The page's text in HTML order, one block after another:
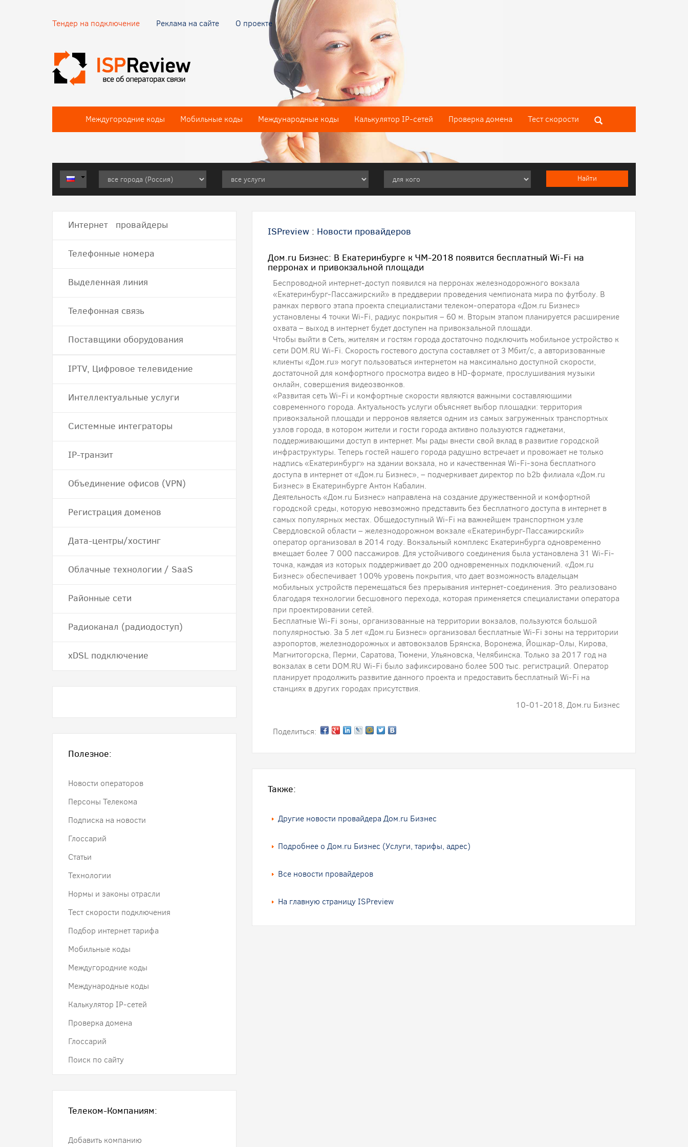
Тендер на подключение Реклама на сайте О проекте
Междугородние коды Мобильные коды Международные коды Калькулятор IP-сетей Проверка домена Тест скороcти
ISPreview : Новости провайдеров
Дом.ru Бизнес: В Екатеринбурге к ЧМ-2018 появится бесплатный Wi-Fi на
перронах и привокзальной площади
Беспроводной интернет-доступ появился на перронах железнодорожного вокзала
«Екатеринбург-Пассажирский» в преддверии проведения чемпионата мира по футболу. В
рамках первого этапа проекта специалистами телеком-оператора «Дом.ru Бизнес»
установлены 4 точки Wi-Fi, радиус покрытия – 60 м. Вторым этапом планируется расширение
охвата – выход в интернет будет доступен на привокзальной площади.
Чтобы выйти в Сеть, жителям и гостям города достаточно подключить мобильное устройство к
сети DOM.RU Wi-Fi. Скорость гостевого доступа составляет от 3 Мбит/c, а авторизованные
клиенты «Дом.ru» могут пользоваться интернетом на максимально доступной скорости,
достаточной для комфортного просмотра видео в HD-формате, прослушивания музыки
онлайн, совершения видеозвонков.
«Развитая сеть Wi-Fi и комфортные скорости являются важными составляющими
современного города. Актуальность услуги объясняет выбор площадки: территория
привокзальной площади и перронов является одним из самых загруженных транспортных
узлов города, в котором жители и гости города активно пользуются гаджетами,
поддерживающими доступ в интернет. Мы рады внести свой вклад в развитие городской
инфраструктуры. Теперь гостей нашего города радушно встречает и провожает не только
надпись «Екатеринбург» на здании вокзала, но и качественная Wi-Fi-зона бесплатного
доступа в интернет от «Дом.ru Бизнес», – подчеркивает директор по b2b филиала «Дом.ru
Бизнес» в Екатеринбурге Антон Кабалин.
Деятельность «Дом.ru Бизнес» направлена на создание дружественной и комфортной
городской среды, которую невозможно представить без бесплатного доступа в интернет в
самых популярных местах. Общедоступный Wi-Fi на важнейшем транспортном узле
Свердловской области – железнодорожном вокзале «Екатеринбург-Пассажирский»
оператор организовал в 2014 году. Вокзальный комплекс Екатеринбурга одновременно
вмещает более 7 000 пассажиров. Для устойчивого соединения была установлена 31 Wi-Fi-
точка, каждая из которых поддерживает до 200 одновременных подключений. «Дом.ru
Бизнес» обеспечивает 100% уровень покрытия, что дает возможность владельцам
мобильных устройств перемещаться без прерывания интернет-соединения. Это реализовано
благодаря технологии бесшовного перехода, которая применяется специалистами оператора
при проектировании сетей.
Бесплатные Wi-Fi зоны, организованные на территории вокзалов, пользуются большой
популярностью. За 5 лет «Дом.ru Бизнес» организовал бесплатные Wi-Fi зоны на территории
аэропортов, железнодорожных и автовокзалов Брянска, Воронежа, Йошкар-Олы, Кирова,
Магнитогорска, Перми, Саратова, Тюмени, Ульяновска, Челябинска. Только за 2017 год на
вокзалах в сети DOM.RU Wi-Fi было зафиксировано более 500 тыс. регистраций. Оператор
планирует продолжить развитие данного проекта и предоставить бесплатный Wi-Fi на
станциях в других городах присутствия.
10-01-2018, Дом.ru Бизнес
Поделиться:
Также:
Другие новости провайдера Дом.ru Бизнес
Подробнее о Дом.ru Бизнес (Услуги, тарифы, адрес)
Все новости провайдеров
На главную страницу ISPreview
Интернет провайдеры
Телефонные номера
Выделенная линия
Телефонная связь
Поставщики оборудования
IPTV, Цифровое телевидение
Интеллектуальные услуги
Системные интеграторы
IP-транзит
Объединение офисов (VPN)
Регистрация доменов
Дата-центры/хостинг
Облачные технологии / SaaS
Районные сети
Радиоканал (радиодоступ)
хDSL подключение
Полезное:
Новости операторов
Персоны Телекома
Подписка на новости
Глоссарий
Статьи
Технологии
Нормы и законы отрасли
Тест скорости подключения
Подбор интернет тарифа
Мобильные коды
Междугородние коды
Международные коды
Калькулятор IP-сетей
Проверка домена
Глоссарий
Поиск по сайту
Телеком-Компаниям:
Добавить компанию